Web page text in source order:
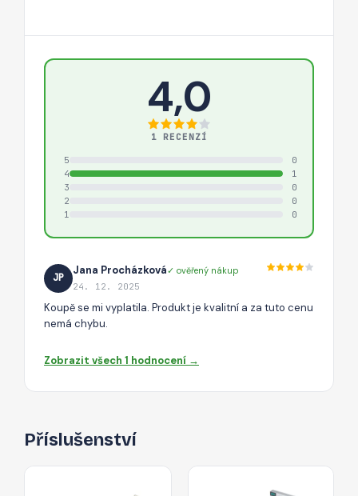
4,0
1 RECENZÍ
5
0
4
1
3
0
2
0
1
0
JP
Jana Procházková✓ ověřený nákup
24. 12. 2025
Koupě se mi vyplatila. Produkt je kvalitní a za tuto cenu
nemá chybu.
Zobrazit všech 1 hodnocení →
Příslušenství